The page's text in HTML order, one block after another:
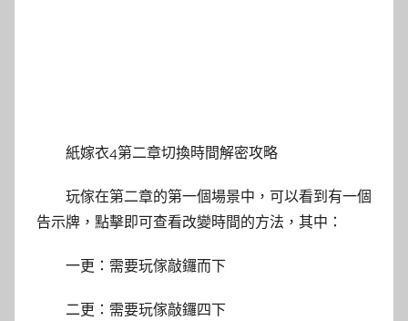
紙嫁衣4第二章切換時間解密攻略
玩傢在第二章的第一個場景中，可以看到有一個
告示牌，點擊即可查看改變時間的方法，其中：
一更：需要玩傢敲鑼而下
二更：需要玩傢敲鑼四下